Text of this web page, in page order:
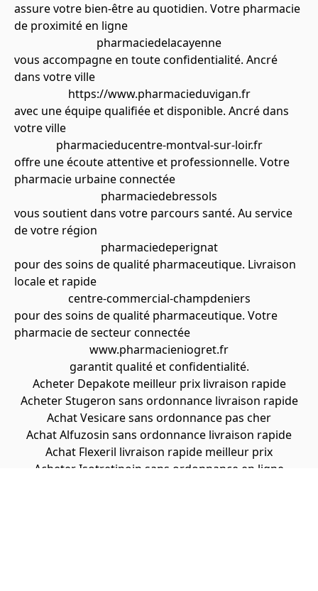
assure votre bien-être au quotidien. Votre pharmacie
de proximité en ligne
pharmaciedelacayenne
vous accompagne en toute confidentialité. Ancré
dans votre ville
https://www.pharmacieduvigan.fr
avec une équipe qualifiée et disponible. Ancré dans
votre ville
pharmacieducentre-montval-sur-loir.fr
offre une écoute attentive et professionnelle. Votre
pharmacie urbaine connectée
pharmaciedebressols
vous soutient dans votre parcours santé. Au service
de votre région
pharmaciedeperignat
pour des soins de qualité pharmaceutique. Livraison
locale et rapide
centre-commercial-champdeniers
pour des soins de qualité pharmaceutique. Votre
pharmacie de secteur connectée
www.pharmacieniogret.fr
garantit qualité et confidentialité.
Acheter Depakote meilleur prix livraison rapide
Acheter Stugeron sans ordonnance livraison rapide
Achat Vesicare sans ordonnance pas cher
Achat Alfuzosin sans ordonnance livraison rapide
Achat Flexeril livraison rapide meilleur prix
Acheter Isotretinoin sans ordonnance en ligne